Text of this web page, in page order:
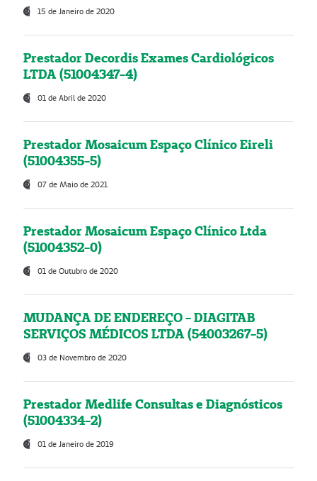
15 de Janeiro de 2020
Prestador Decordis Exames Cardiológicos
LTDA (51004347-4)
01 de Abril de 2020
Prestador Mosaicum Espaço Clínico Eireli
(51004355-5)
07 de Maio de 2021
Prestador Mosaicum Espaço Clínico Ltda
(51004352-0)
01 de Outubro de 2020
MUDANÇA DE ENDEREÇO - DIAGITAB
SERVIÇOS MÉDICOS LTDA (54003267-5)
03 de Novembro de 2020
Prestador Medlife Consultas e Diagnósticos
(51004334-2)
01 de Janeiro de 2019